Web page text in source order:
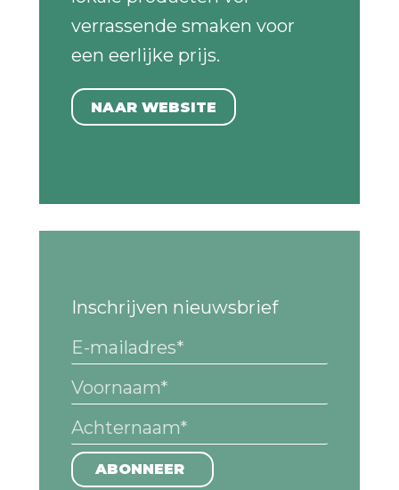
verrassende smaken voor
een eerlijke prijs.
NAAR WEBSITE
Inschrijven nieuwsbrief